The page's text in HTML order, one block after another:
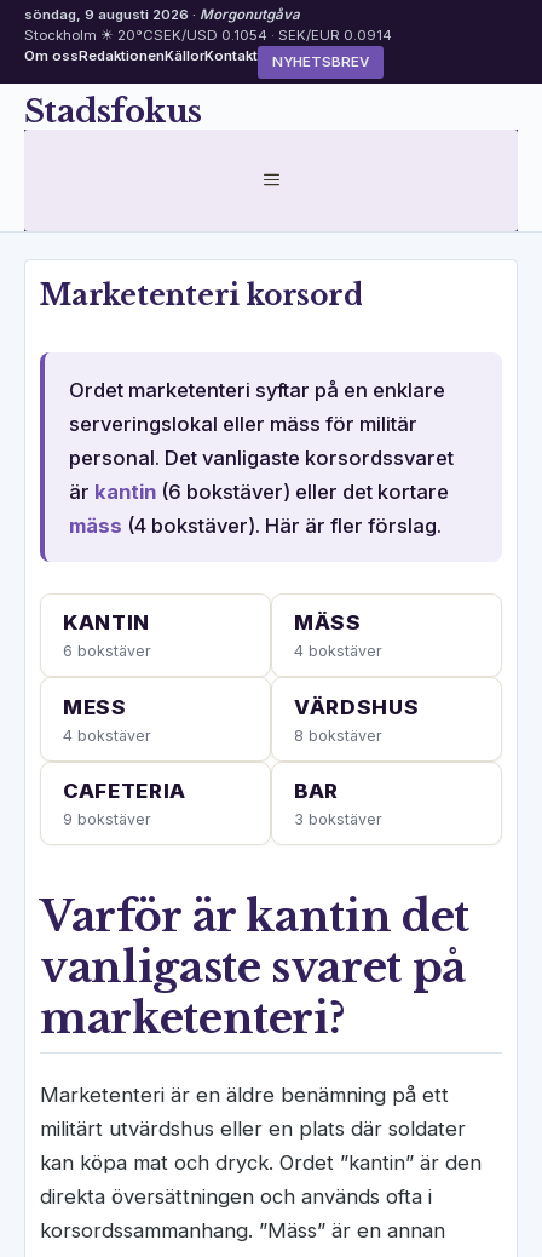
söndag, 9 augusti 2026 · Morgonutgåva
Stockholm ☀ 20°CSEK/USD 0.1054 · SEK/EUR 0.0914
Om ossRedaktionenKällorKontakt NYHETSBREV
HoppaStadsfokus
MENY
Marketenteri korsord
Ordet marketenteri syftar på en enklare
serveringslokal eller mäss för militär
personal. Det vanligaste korsordssvaret
är kantin(6 bokstäver) eller det kortare
mäss (4 bokstäver). Här är fler förslag.
KANTIN
6 bokstäver
MÄSS
4 bokstäver
MESS
4 bokstäver
VÄRDSHUS
8 bokstäver
CAFETERIA
9 bokstäver
BAR
3 bokstäver
Varför är kantin det
vanligaste svaret på
marketenteri?
Marketenteri är en äldre benämning på ett
militärt utvärdshus eller en plats där soldater
kan köpa mat och dryck. Ordet ”kantin” är den
direkta översättningen och används ofta i
korsordssammanhang. ”Mäss” är en annan